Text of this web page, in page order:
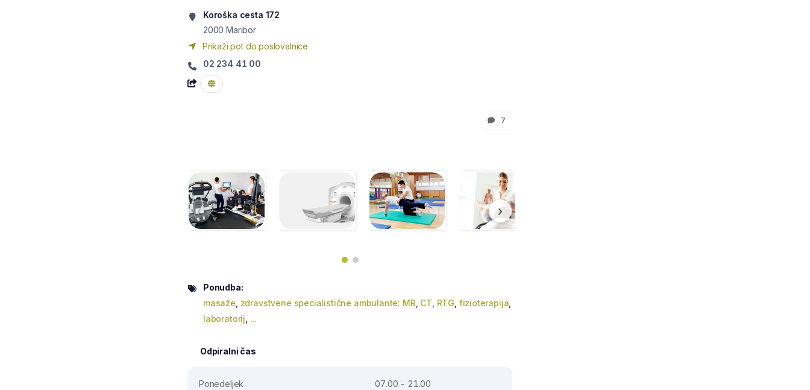
Koroška cesta 172
2000 Maribor
Prikaži pot do poslovalnice
02 234 41 00
7
‹ ›
Ponudba:
masaže zdravstvene specialistične ambulante: MR CT RTG fizioterapija
laboratorij ...
Odpiralni čas
Ponedeljek
07.00 - 21.00